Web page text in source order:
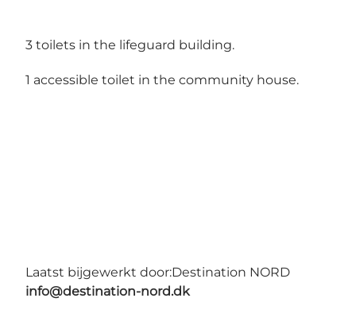
3 toilets in the lifeguard building.
1 accessible toilet in the community house.
Laatst bijgewerkt door:Destination NORD
info@destination-nord.dk